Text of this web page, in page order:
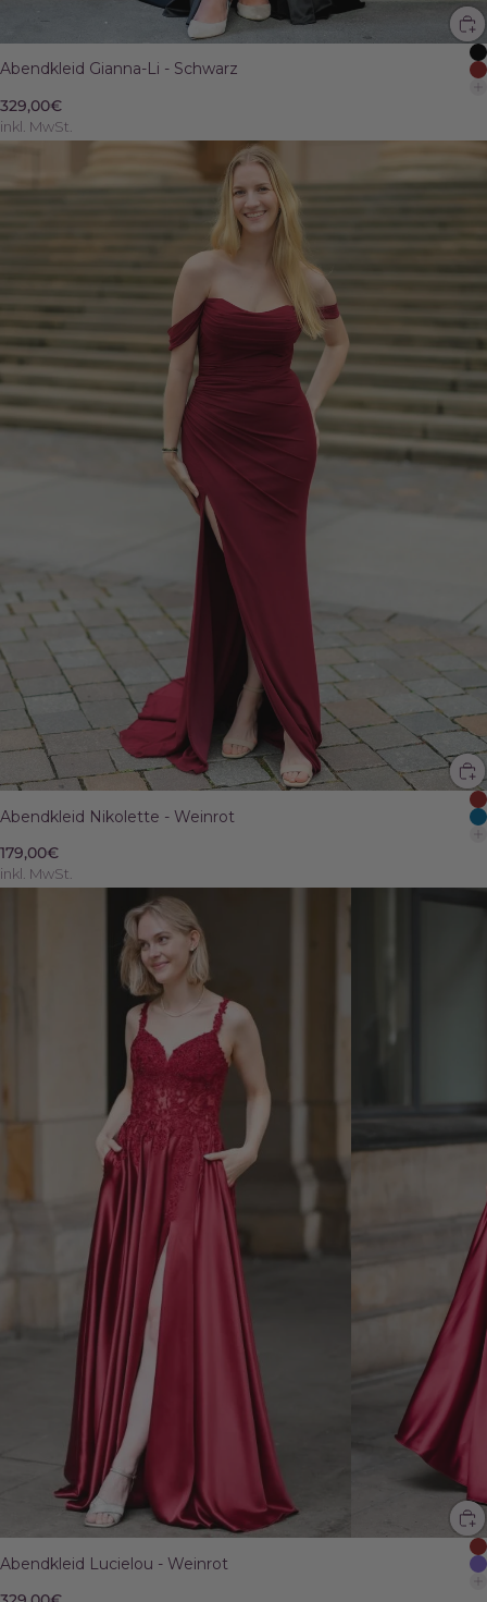
Abendkleid Gianna-Li - Schwarz
329,00€
inkl. MwSt.
Abendkleid Nikolette - Weinrot
179,00€
inkl. MwSt.
Abendkleid Lucielou - Weinrot